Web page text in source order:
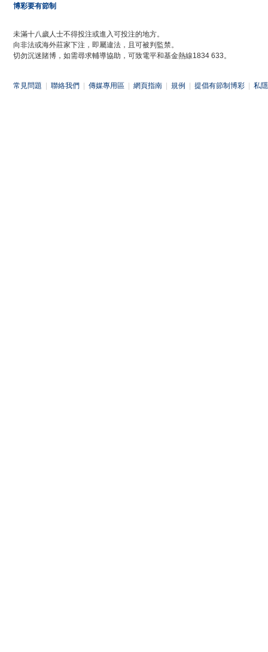
博彩要有節制
未滿十八歲人士不得投注或進入可投注的地方。
向非法或海外莊家下注，即屬違法，且可被判監禁。
切勿沉迷賭博，如需尋求輔導協助，可致電平和基金熱線1834 633。
常見問題 聯絡我們 傳媒專用區 網頁指南 規例 提倡有節制博彩 私